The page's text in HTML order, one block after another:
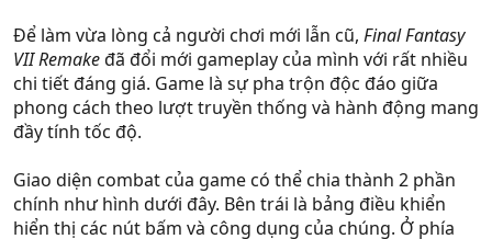
Để làm vừa lòng cả người chơi mới lẫn cũ, Final Fantasy
VII Remakeđã đổi mới gameplay của mình với rất nhiều
chi tiết đáng giá. Game là sự pha trộn độc đáo giữa
phong cách theo lượt truyền thống và hành động mang
đầy tính tốc độ.
Giao diện combat của game có thể chia thành 2 phần
chính như hình dưới đây. Bên trái là bảng điều khiển
hiển thị các nút bấm và công dụng của chúng. Ở phía